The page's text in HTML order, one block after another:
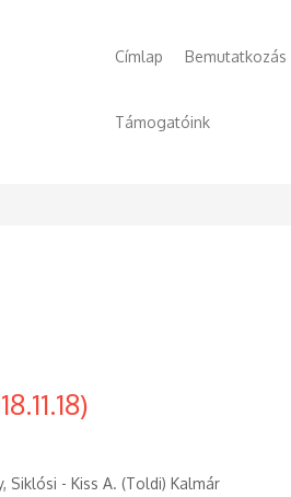
Főmenü
Címlap Bemutatkozás
Támogatóink
Siklósi - Kiss A. (Toldi) Kalmár